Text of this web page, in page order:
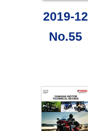
2019-12
No.55